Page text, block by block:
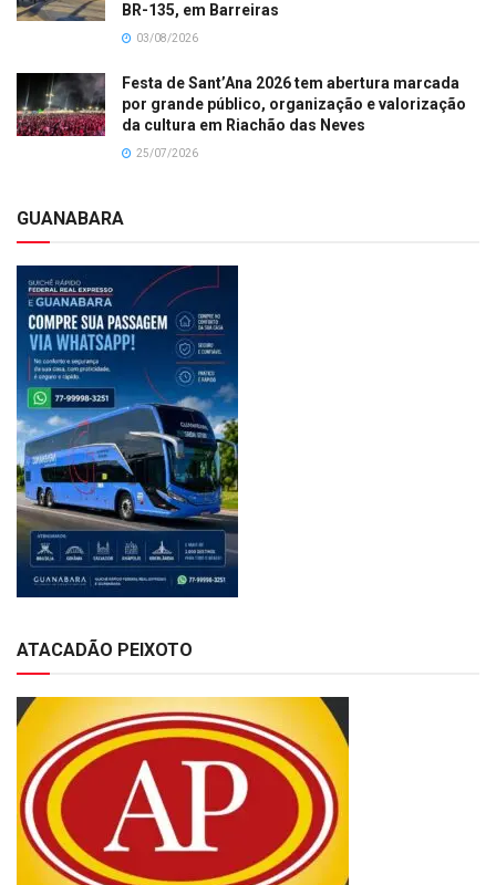
BR-135, em Barreiras
03/08/2026
Festa de Sant’Ana 2026 tem abertura marcada
por grande público, organização e valorização
da cultura em Riachão das Neves
25/07/2026
GUANABARA
ATACADÃO PEIXOTO